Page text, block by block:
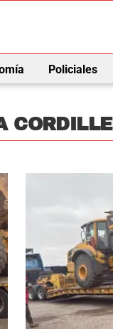
Policiales